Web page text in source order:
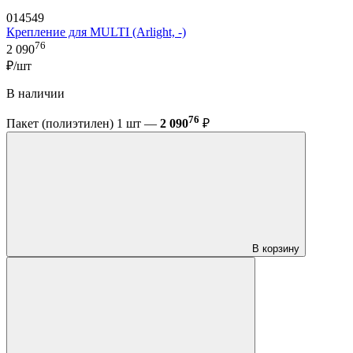
014549
Крепление для MULTI (Arlight, -)
2 09076
₽/шт
В наличии
Пакет (полиэтилен) 1 шт — 2 09076 ₽
В корзину